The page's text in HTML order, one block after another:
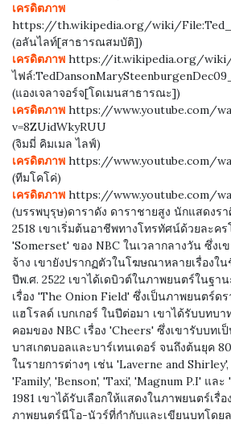
เครดิตภาพ
https://th.wikipedia.org/wiki/
(อลันไลท์[สาธารณสมบัติ])
เครดิตภาพ https://it.wikipedia.org/
ไฟล์
(แองเจลาจอร์จ[โดเมนสาธารณะ])
เครดิตภาพ https://www.youtube.com/
v=8ZUidWkyRUU
(จิมมี่ คิมเมล ไลฟ์)
เครดิตภาพ https://www.youtube.com/
(ทีมโคโค่)
เครดิตภาพ https://www.youtube.com/
(บรรพบุรุษ)ดาราดัง ดาราชายสูง นักแสดงรา
2518 เขาเริ่มต้นอาชีพทางโทรทัศน์ด้วยละคร
'Somerset' ของ NBC ในเวลากลางวัน ซึ่ง
จ้าง เขายังปรากฏตัวในโฆษณาหลายเรื่องใ
ปีพ.ศ. 2522 เขาได้เดบิวต์ในภาพยนตร์ในฐา
เรื่อง 'The Onion Field' ซึ่งเป็นภาพยนตร์ด
แฮโรลด์ เบกเกอร์ ในปีต่อมา เขาได้รับบทบ
คอมของ NBC เรื่อง 'Cheers' ซึ่งเขารับบทเ
บาสเกตบอลและบาร์เทนเดอร์ จนถึงต้นยุค
ในรายการต่างๆ เช่น 'Laverne and Shirley',
'Family', 'Benson', 'Taxi', 'Magnum P.I' แล
1981 เขาได้รับเลือกให้แสดงในภาพยนตร์เรื่
ภาพยนตร์นีโอ-นัวร์ที่กำกับและเขียนบทโดย